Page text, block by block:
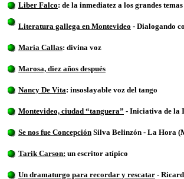
Liber Falco: de la inmediatez a los grandes temas
Literatura gallega en Montevideo - Dialogando
Maria Callas: divina voz
Marosa, diez años después
Nancy De Vita: insoslayable voz del tango
Montevideo, ciudad “tanguera” - Iniciativa de la
Se nos fue Concepción Silva Belinzón - La Hora
Tarik Carson: un escritor atípico
Un dramaturgo para recordar y rescatar -